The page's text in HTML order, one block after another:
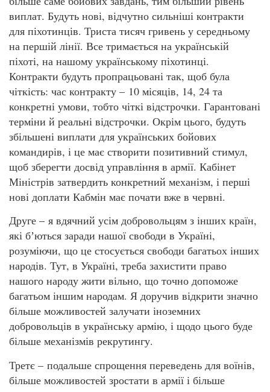
виплат. Будуть нові, відчутно сильніші контракти
для піхотинців. Триста тисяч гривень у середньому
на першій лінії. Все тримається на українській
піхоті, на нашому українському піхотинці.
Контракти будуть пропрацьовані так, щоб була
чіткість: час контракту – 10 місяців, 14, 24 та
конкретні умови, тобто чіткі відстрочки. Гарантовані
терміни й реальні відстрочки. Окрім цього, будуть
збільшені виплати для українських бойових
командирів, і це має створити позитивний стимул,
щоб зберегти досвід управління в армії. Кабінет
Міністрів затвердить конкретний механізм, і перші
нові доплати Кабмін має почати вже в червні.
Друге – я вдячний усім добровольцям з інших країн,
які бʼються заради нашої свободи в Україні,
розуміючи, що це стосується свободи багатьох інших
народів. Тут, в Україні, треба захистити право
нашого народу жити вільно, що точно допоможе
багатьом іншим народам. Я доручив відкрити значно
більше можливостей залучати іноземних
добровольців в українську армію, і щодо цього буде
більше механізмів рекрутингу.
Третє – подальше спрощення переведень для воїнів,
більше можливостей зростати в армії і більше